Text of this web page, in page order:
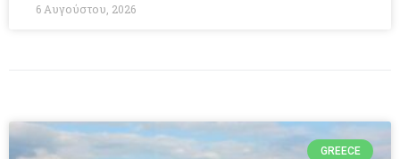
6 Αυγούστου, 2026
GREECE